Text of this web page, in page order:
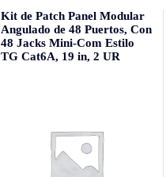
Kit de Patch Panel Modular
Angulado de 48 Puertos, Con
48 Jacks Mini-Com Estilo
TG Cat6A, 19 in, 2 UR